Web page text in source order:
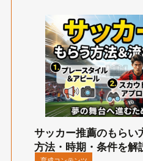
サッカー推薦のもらい
方法・時期・条件を解